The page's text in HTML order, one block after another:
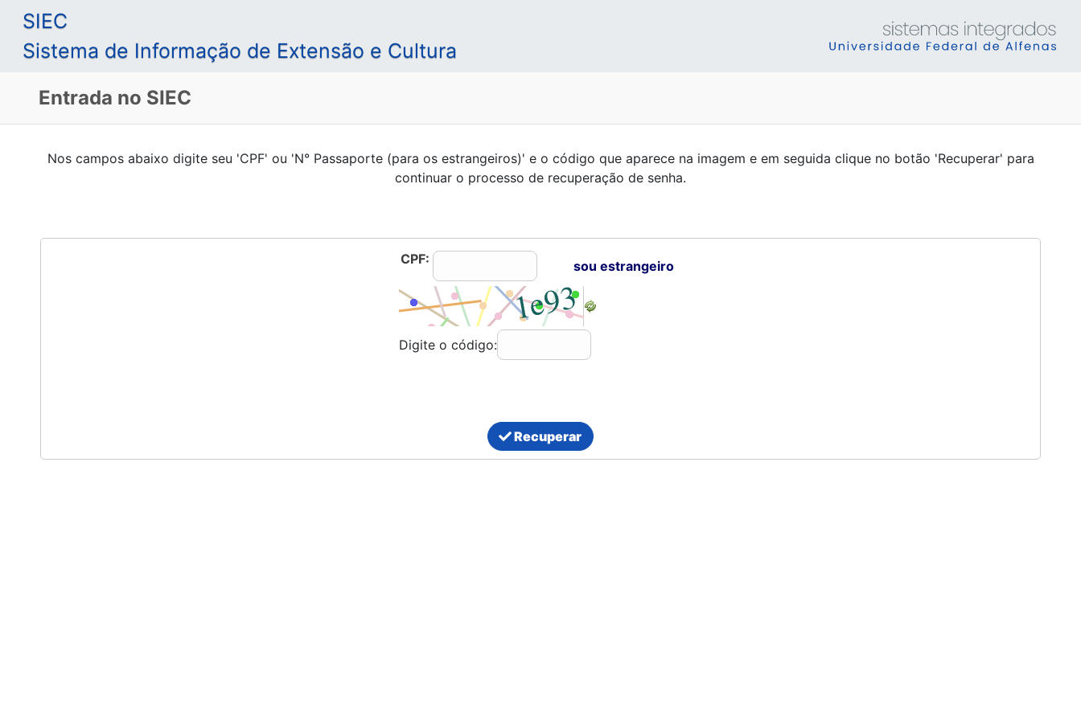
SIEC
Sistema de Informação de Extensão e Cultura
Entrada no SIEC
Nos campos abaixo digite seu 'CPF' ou 'N° Passaporte (para os estrangeiros)' e o código que aparece na imagem e em seguida clique no botão 'Recuperar' para
continuar o processo de recuperação de senha.
CPF: sou estrangeiro
Digite o código:
Recuperar